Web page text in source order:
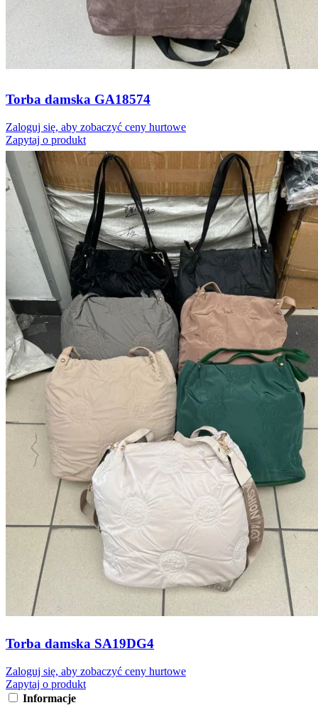
Torba damska GA18574
Zaloguj się, aby zobaczyć ceny hurtowe
Zapytaj o produkt
Torba damska SA19DG4
Zaloguj się, aby zobaczyć ceny hurtowe
Zapytaj o produkt
Informacje